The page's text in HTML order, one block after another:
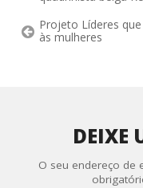
Projeto Líderes
às mulheres
DEIXE
O seu endereço de